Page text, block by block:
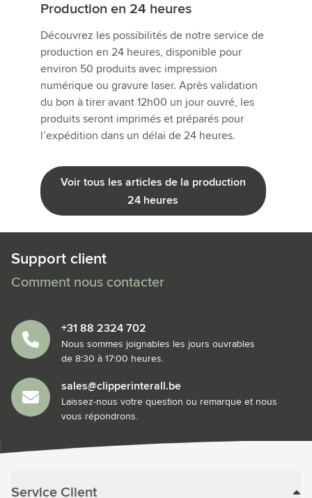
Production en 24 heures
Découvrez les possibilités de notre service de
production en 24 heures, disponible pour
environ 50 produits avec impression
numérique ou gravure laser. Après validation
du bon à tirer avant 12h00 un jour ouvré, les
produits seront imprimés et préparés pour
l’expédition dans un délai de 24 heures.
Voir tous les articles de la production
24 heures
Support client
Comment nous contacter
+31 88 2324 702
Nous sommes joignables les jours ouvrables
de 8:30 à 17:00 heures.
sales@clipperinterall.be
Laissez-nous votre question ou remarque et nous
vous répondrons.
Service Client